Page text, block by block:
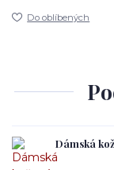
Do oblíbených
Dámská